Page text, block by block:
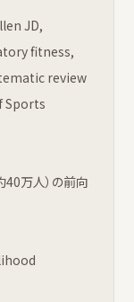
JD,
fitness,
review
Sports
40万人）の前向